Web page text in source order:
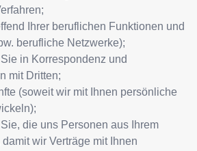
Ihrer beruflichen Funktionen und
berufliche Netzwerke);
in Korrespondenz und
mit Dritten;
(soweit wir mit Ihnen persönliche
die uns Personen aus Ihrem
wir Verträge mit Ihnen